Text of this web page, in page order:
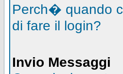
Perch� quando
di fare il login?
Invio Messaggi